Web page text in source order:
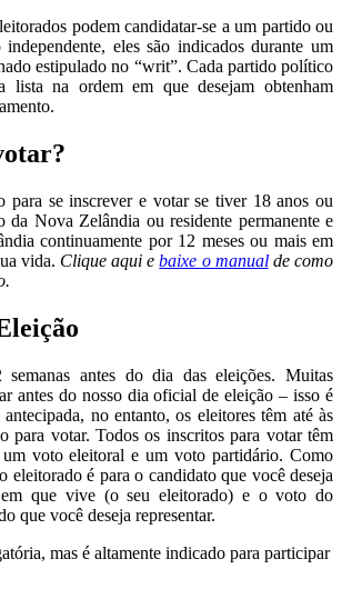
podem candidatar-se a um partido ou
independente, eles são indicados durante um
estipulado no “writ”. Cada partido político
lista na ordem em que desejam obtenham
para se inscrever e votar se tiver 18 anos ou
da Nova Zelândia ou residente permanente e
continuamente por 12 meses ou mais em
vida. Clique aqui ebaixe o manualde como
antes do dia das eleições. Muitas
antes do nosso dia oficial de eleição – isso é
no entanto, os eleitores têm até às
para votar. Todos os inscritos para votar têm
voto eleitoral e um voto partidário. Como
é para o candidato que você deseja
em que vive (o seu eleitorado) e o voto do
que você deseja representar.
mas é altamente indicado para participar